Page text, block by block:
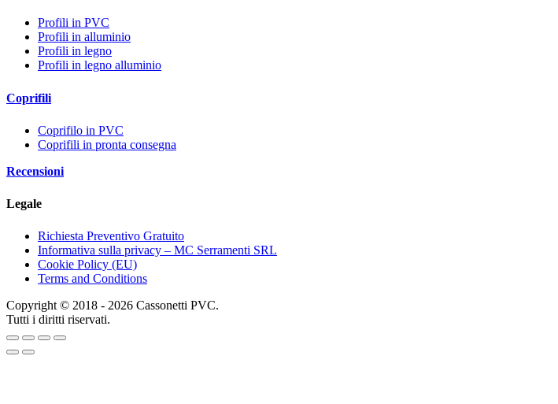
Profili in PVC
Profili in alluminio
Profili in legno
Profili in legno alluminio
Coprifili
Coprifilo in PVC
Coprifili in pronta consegna
Recensioni
Legale
Richiesta Preventivo Gratuito
Informativa sulla privacy – MC Serramenti SRL
Cookie Policy (EU)
Terms and Conditions
Copyright © 2018 - 2026 Cassonetti PVC.
Tutti i diritti riservati.